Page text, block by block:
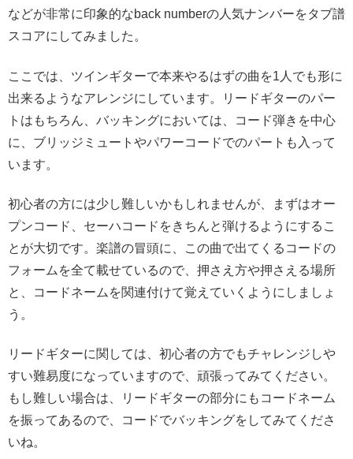
などが非常に印象的なback numberの人気ナンバーをタブ譜
スコアにしてみました。
ここでは、ツインギターで本来やるはずの曲を1人でも形に
出来るようなアレンジにしています。リードギターのパー
トはもちろん、バッキングにおいては、コード弾きを中心
に、ブリッジミュートやパワーコードでのパートも入って
います。
初心者の方には少し難しいかもしれませんが、まずはオー
プンコード、セーハコードをきちんと弾けるようにするこ
とが大切です。楽譜の冒頭に、この曲で出てくるコードの
フォームを全て載せているので、押さえ方や押さえる場所
と、コードネームを関連付けて覚えていくようにしましょ
う。
リードギターに関しては、初心者の方でもチャレンジしや
すい難易度になっていますので、頑張ってみてください。
もし難しい場合は、リードギターの部分にもコードネーム
を振ってあるので、コードでバッキングをしてみてくださ
いね。